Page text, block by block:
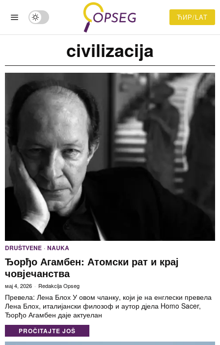
ЋИР/LAT
civilizacija
DRUŠTVENE · NAUKA
Ђорђо Агамбен: Атомски рат и крај
човјечанства
мај 4, 2026 Redakcija Opseg
Превела: Лена Блох У овом чланку, који је на енглески превела
Лена Блох, италијански филозоф и аутор дјела Homo Sacer,
Ђорђо Агамбен даје актуелан
PROČITAJTE JOŠ